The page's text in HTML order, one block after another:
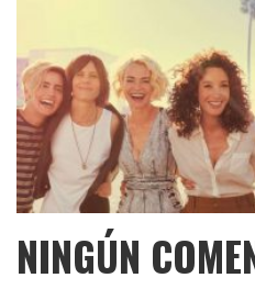
NINGÚN